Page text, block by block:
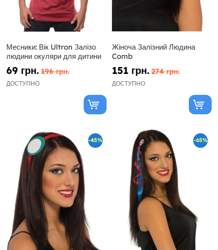
Месники: Вік Ultron Залізо
людини окуляри для дитини
69 грн. 196 грн.
ДОСТУПНО
Жіноча Залізний Людина
Comb
151 грн. 274 грн.
ДОСТУПНО
-45% -65%